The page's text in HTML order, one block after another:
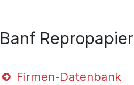
Banf Repropapier
Firmen-Datenbank